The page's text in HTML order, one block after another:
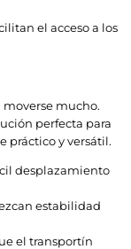
el acceso a los
moverse mucho.
perfecta para
práctico y versátil.
desplazamiento
estabilidad
el transportín